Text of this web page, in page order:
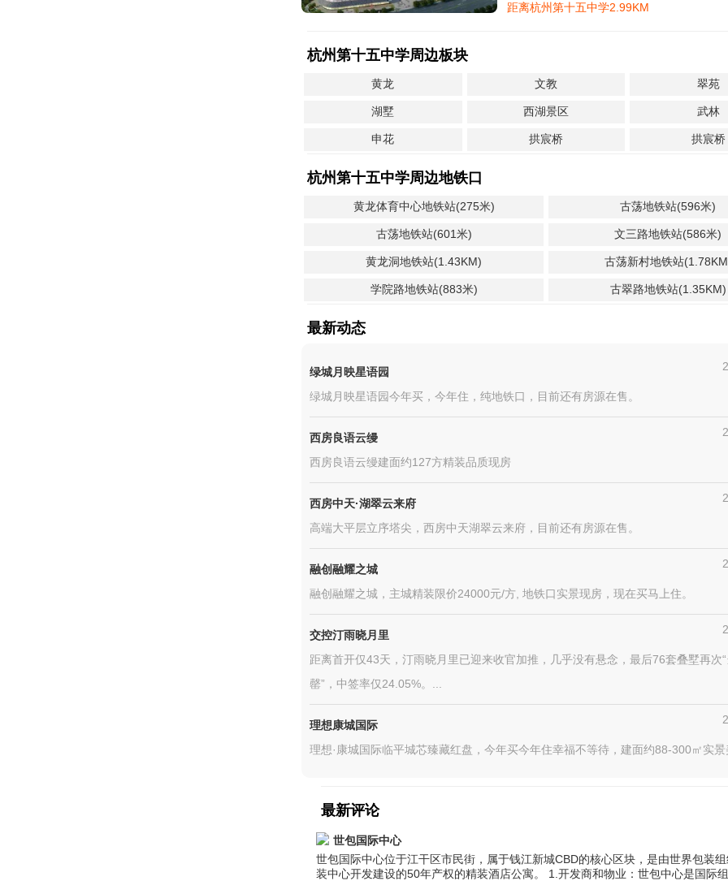
距离杭州第十五中学2.99KM
杭州第十五中学周边板块
黄龙 文教 翠苑
湖墅 西湖景区 武林
申花 拱宸桥 拱宸桥
杭州第十五中学周边地铁口
黄龙体育中心地铁站(275米) 古荡地铁站(596米)
古荡地铁站(601米) 文三路地铁站(586米)
黄龙洞地铁站(1.43KM) 古荡新村地铁站
学院路地铁站(883米) 古翠路地铁站(1.35KM)
最新动态
绿城月映星语园
绿城月映星语园今年买，今年住，纯地铁口，目前还有房源在售。
西房良语云缦
西房良语云缦建面约127方精装品质现房
西房中天·湖翠云来府
高端大平层立序塔尖，西房中天湖翠云来府，目前还有房源在售。
融创融耀之城
融创融耀之城，主城精装限价24000元/方, 地铁口实景现房，现在买马上住。
交控汀雨晓月里
距离首开仅43天，汀雨晓月里已迎来收官加推，几乎没有悬念，最后76套叠墅再次
罄”，中签率仅24.05%。...
理想康城国际
理想·康城国际临平城芯臻藏红盘，今年买今年住幸福不等待，建面约88-300㎡实
最新评论
世包国际中心
世包国际中心位于江干区市民街，属于钱江新城CBD的核心区块，是由世界包装
装中心开发建设的50年产权的精装酒店公寓。 1.开发商和物业：世包中心是国际